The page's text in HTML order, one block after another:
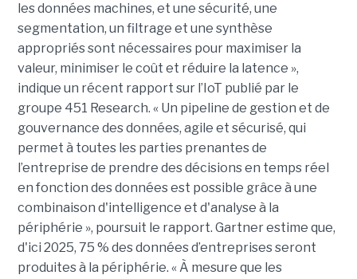
les données machines, et une sécurité, une
segmentation, un filtrage et une synthèse
appropriés sont nécessaires pour maximiser la
valeur, minimiser le coût et réduire la latence »,
indique un récent rapport sur l’IoT publié par le
groupe 451 Research. « Un pipeline de gestion et de
gouvernance des données, agile et sécurisé, qui
permet à toutes les parties prenantes de
l’entreprise de prendre des décisions en temps réel
en fonction des données est possible grâce à une
combinaison d'intelligence et d'analyse à la
périphérie », poursuit le rapport. Gartner estime que,
d'ici 2025, 75 % des données d’entreprises seront
produites à la périphérie. « À mesure que les